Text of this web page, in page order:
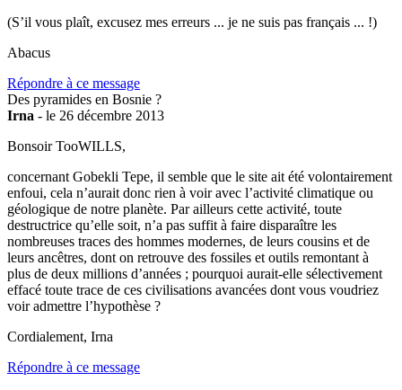
(S’il vous plaît, excusez mes erreurs ... je ne suis pas français ... !)
Abacus
Répondre à ce message
Des pyramides en Bosnie ?
Irna - le 26 décembre 2013
Bonsoir TooWILLS,
concernant Gobekli Tepe, il semble que le site ait été volontairement
enfoui, cela n’aurait donc rien à voir avec l’activité climatique ou
géologique de notre planète. Par ailleurs cette activité, toute
destructrice qu’elle soit, n’a pas suffit à faire disparaître les
nombreuses traces des hommes modernes, de leurs cousins et de
leurs ancêtres, dont on retrouve des fossiles et outils remontant à
plus de deux millions d’années ; pourquoi aurait-elle sélectivement
effacé toute trace de ces civilisations avancées dont vous voudriez
voir admettre l’hypothèse ?
Cordialement, Irna
Répondre à ce message